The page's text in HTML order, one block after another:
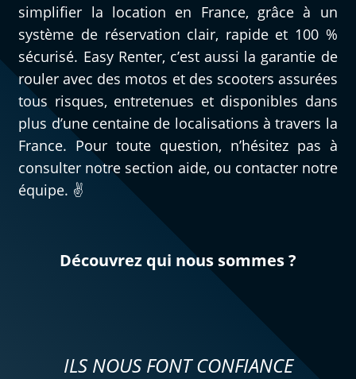
simplifier la location en France, grâce à un
système de réservation clair, rapide et 100 %
sécurisé. Easy Renter, c’est aussi la garantie de
rouler avec des motos et des scooters assurées
tous risques, entretenues et disponibles dans
plus d’une centaine de localisations à travers la
France. Pour toute question, n’hésitez pas à
consulter notre section aide, ou contacter notre
équipe. ✌️
Découvrez qui nous sommes ?
ILS NOUS FONT CONFIANCE